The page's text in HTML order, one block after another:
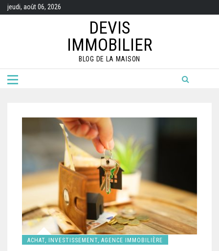
Skipjeudi, août 06, 2026
DEVIS
IMMOBILIER
BLOG DE LA MAISON
ACHAT, INVESTISSEMENT, AGENCE IMMOBILIÈRE